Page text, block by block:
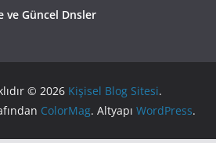
ve Güncel Dnsler
© 2026 Kişisel Blog Sitesi.
ColorMag. Altyapı WordPress.